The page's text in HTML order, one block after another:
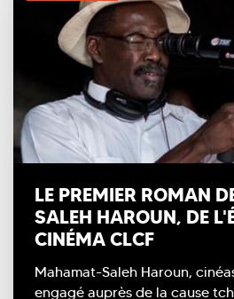
LE PREMIER ROMAN
SALEH HAROUN, DE
CINÉMA CLCF
Mahamat-Saleh Haroun,
engagé auprès de la cause